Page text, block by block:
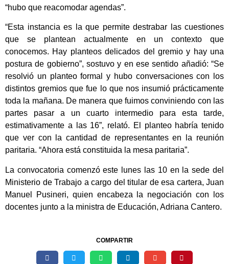
“hubo que reacomodar agendas”.
“Esta instancia es la que permite destrabar las cuestiones
que se plantean actualmente en un contexto que
conocemos. Hay planteos delicados del gremio y hay una
postura de gobierno”, sostuvo y en ese sentido añadió: “Se
resolvió un planteo formal y hubo conversaciones con los
distintos gremios que fue lo que nos insumió prácticamente
toda la mañana. De manera que fuimos conviniendo con las
partes pasar a un cuarto intermedio para esta tarde,
estimativamente a las 16”, relató. El planteo habría tenido
que ver con la cantidad de representantes en la reunión
paritaria. “Ahora está constituida la mesa paritaria”.
La convocatoria comenzó este lunes las 10 en la sede del
Ministerio de Trabajo a cargo del titular de esa cartera, Juan
Manuel Pusineri, quien encabeza la negociación con los
docentes junto a la ministra de Educación, Adriana Cantero.
COMPARTIR